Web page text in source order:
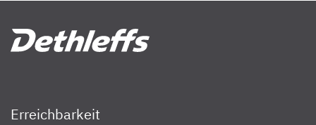
Erreichbarkeit